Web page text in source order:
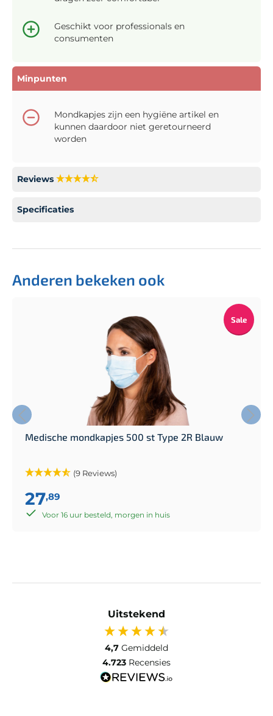
Geschikt voor professionals en
consumenten
Minpunten
Mondkapjes zijn een hygiëne artikel en
kunnen daardoor niet geretourneerd
worden
Reviews
Specificaties
Anderen bekeken ook
Sale
Medische mondkapjes 500 st Type 2R Blauw
(9 Reviews)
27,89
Voor 16 uur besteld, morgen in huis
Uitstekend
4,7 Gemiddeld
4.723 Recensies